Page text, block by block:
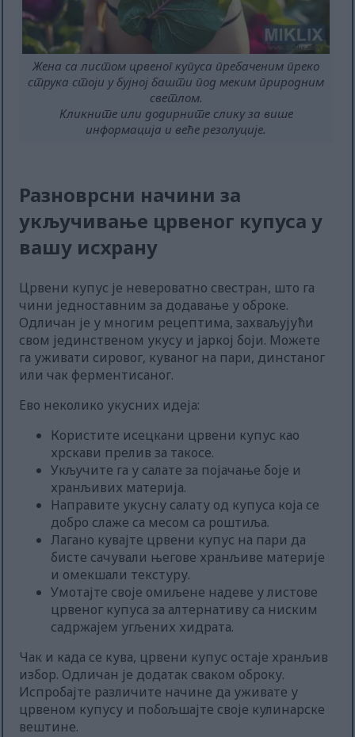
Жена са листом црвеног купуса пребаченим преко
струка стоји у бујној башти под меким природним
светлом.
Кликните или додирните слику за више
информација и веће резолуције.
Разноврсни начини за
укључивање црвеног купуса у
вашу исхрану
Црвени купус је невероватно свестран, што га
чини једноставним за додавање у оброке.
Одличан је у многим рецептима, захваљујући
свом јединственом укусу и јаркој боји. Можете
га уживати сировог, куваног на пари, динстаног
или чак ферментисаног.
Ево неколико укусних идеја:
Користите исецкани црвени купус као
хрскави прелив за такосе.
Укључите га у салате за појачање боје и
хранљивих материја.
Направите укусну салату од купуса која се
добро слаже са месом са роштиља.
Лагано кувајте црвени купус на пари да
бисте сачували његове хранљиве материје
и омекшали текстуру.
Умотајте своје омиљене надеве у листове
црвеног купуса за алтернативу са ниским
садржајем угљених хидрата.
Чак и када се кува, црвени купус остаје хранљив
избор. Одличан је додатак сваком оброку.
Испробајте различите начине да уживате у
црвеном купусу и побољшајте своје кулинарске
вештине.